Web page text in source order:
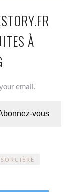
À
email.
vous
SORCIÈRE